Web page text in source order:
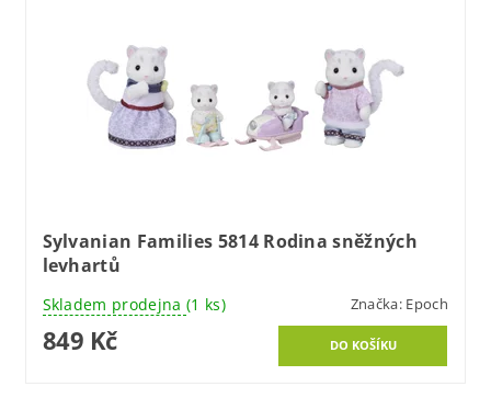
Sylvanian Families 5814 Rodina sněžných
levhartů
Skladem prodejna (1 ks) Značka: Epoch
849 Kč